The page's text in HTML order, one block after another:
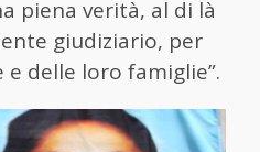
piena verità, al di là
giudiziario, per
delle loro famiglie”.